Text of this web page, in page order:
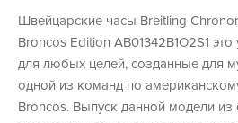
Швейцарские часы Breitling
Broncos Edition AB01342B1O2S1
для любых целей, созданные для
одной из команд по
Broncos. Выпуск данной модели из